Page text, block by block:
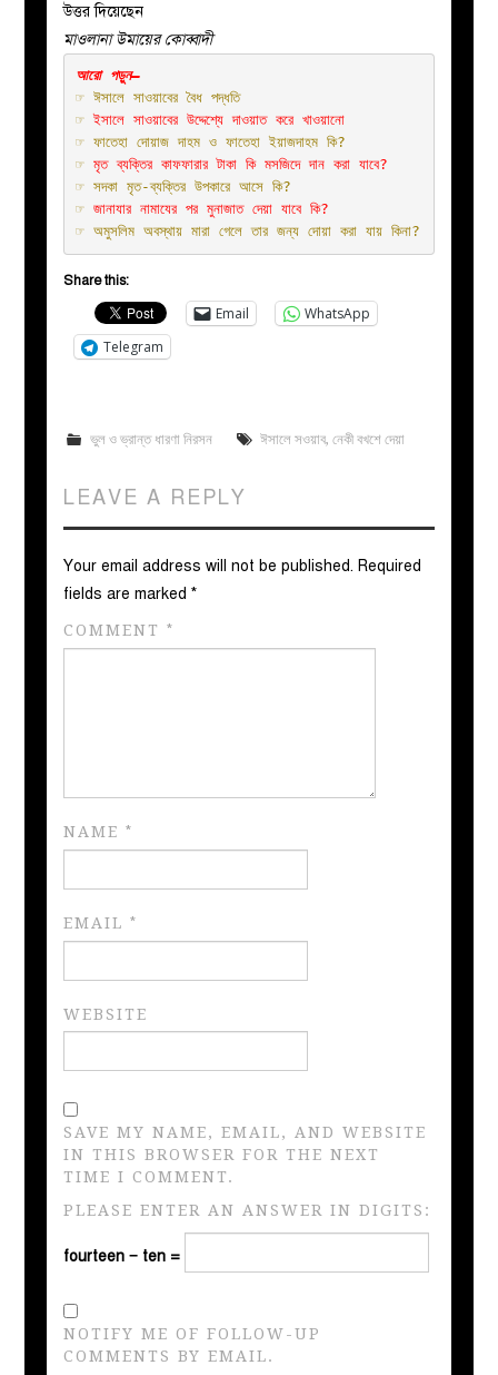
উত্তর দিয়েছেন
মাওলানা উমায়ের কোব্বাদী
আরো পড়ুন–
☞ ঈসালে সাওয়াবের বৈধ পদ্ধতি
☞ ইসালে সাওয়াবের উদ্দেশ্যে দাওয়াত করে খাওয়ানো
☞ ফাতেহা দোয়াজ দাহম ও ফাতেহা ইয়াজদাহম কি?
☞ মৃত ব্যক্তির কাফফারার টাকা কি মসজিদে দান করা যাবে?
☞ সদকা মৃত-ব্যক্তির উপকারে আসে কি?
☞ জানাযার নামাযের পর মুনাজাত দেয়া যাবে কি?
☞ অমুসলিম অবস্থায় মারা গেলে তার জন্য দোয়া করা যায় কিনা?
Share this:
Email
WhatsApp
Telegram
ভুল ও ভ্রান্ত ধারণা নিরসন ঈসালে সওয়াব, নেকী বখশে দেয়া
LEAVE A REPLY
Your email address will not be published. Required
fields are marked*
COMMENT*
NAME*
EMAIL*
WEBSITE
SAVE MY NAME, EMAIL, AND WEBSITE
IN THIS BROWSER FOR THE NEXT
TIME I COMMENT.
PLEASE ENTER AN ANSWER IN DIGITS:
fourteen − ten =
NOTIFY ME OF FOLLOW-UP
COMMENTS BY EMAIL.